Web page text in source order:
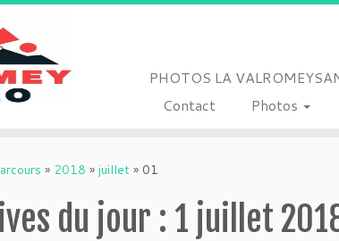
PHOTOS LA
Contact
Photos
» 2018 » juillet » 01
du jour : 1 juillet